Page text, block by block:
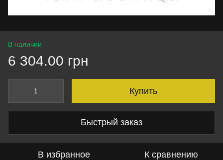
В наличии
6 304.00 грн
Купить
Быстрый заказ
В избранное К сравнению